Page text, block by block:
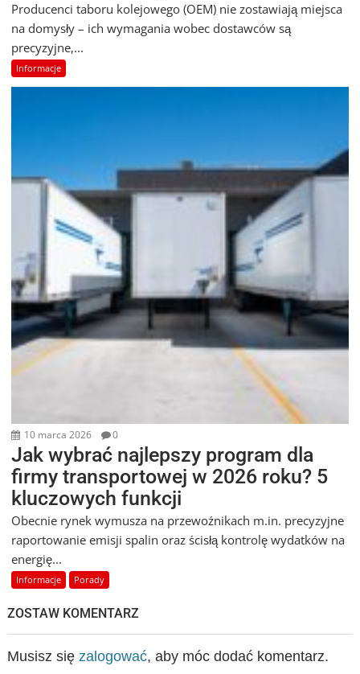
Producenci taboru kolejowego (OEM) nie zostawiają miejsca
na domysły – ich wymagania wobec dostawców są
precyzyjne,...
Informacje
10 marca 2026 0
Jak wybrać najlepszy program dla
firmy transportowej w 2026 roku? 5
kluczowych funkcji
Obecnie rynek wymusza na przewoźnikach m.in. precyzyjne
raportowanie emisji spalin oraz ścisłą kontrolę wydatków na
energię...
Informacje Porady
ZOSTAW KOMENTARZ
Musisz sięzalogować, aby móc dodać komentarz.